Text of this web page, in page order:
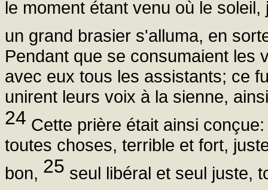
le moment étant venu où le
un grand brasier s'alluma, en
Pendant que se consumaient les
avec eux tous les assistants; ce
unirent leurs voix à la sienne,
24 Cette prière était ainsi
toutes choses, terrible et fort,
bon, 25 seul libéral et seul juste,